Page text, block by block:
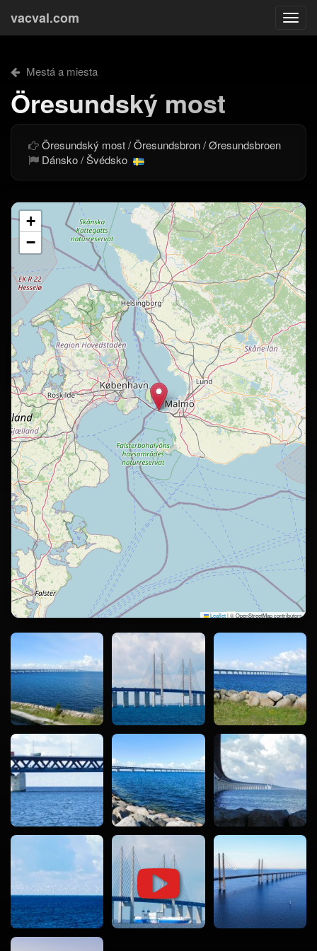
vacval.com
Mestá a miesta
Öresundský most
Öresundský most / Öresundsbron / Øresundsbroen
Dánsko / Švédsko
+
−
Leaflet|© OpenStreetMap contributors